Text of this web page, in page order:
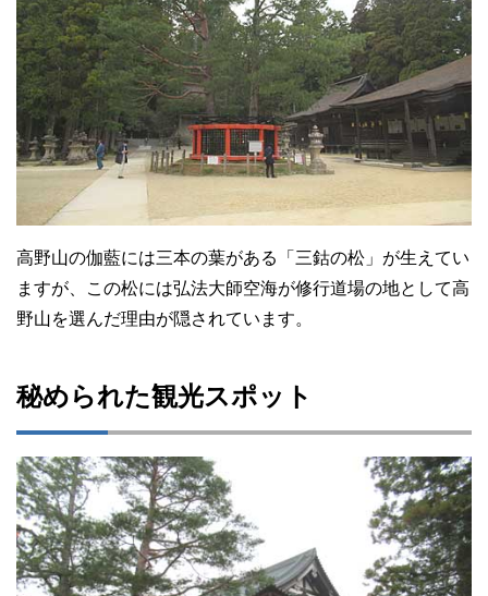
高野山の伽藍には三本の葉がある「三鈷の松」が生えてい
ますが、この松には弘法大師空海が修行道場の地として高
野山を選んだ理由が隠されています。
秘められた観光スポット